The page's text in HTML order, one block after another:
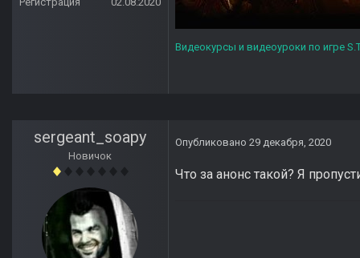
Видеокурсы и видеоуроки по игре
sergeant_soapy
Новичок
Опубликовано 29 декабря, 2020
Что за анонс такой? Я